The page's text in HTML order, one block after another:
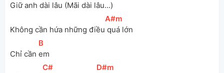
Giữ anh dài lâu (Mãi dài lâu...)
Không cần hứa những điều
[
A#m
quá lớn
Chỉ cần
[B
em
[
C# [D#m